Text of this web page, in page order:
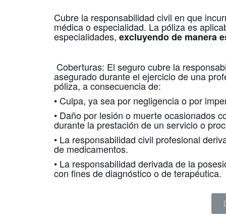
Cubre la responsabilidad civil en que
médica o especialidad. La póliza es
especialidades, excluyendo de manera
Coberturas: El seguro cubre la
asegurado durante el ejercicio de una
póliza, a consecuencia de:
• Culpa, ya sea por negligencia o por
• Daño por lesión o muerte ocasionados
durante la prestación de un servicio o
• La responsabilidad civil profesional
de medicamentos.
• La responsabilidad derivada de la
con fines de diagnóstico o de terapéutica.